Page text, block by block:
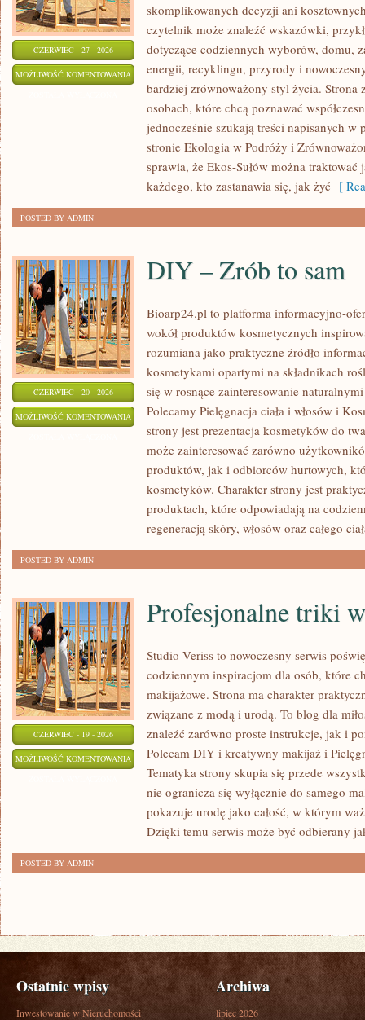
CZERWIEC - 27 - 2026
MOŻLIWOŚĆ KOMENTOWANIA
DOMU
skomplikowanych decyzji ani
czytelnik może znaleźć wskazówki,
dotyczące codziennych wyborów, domu,
energii, recyklingu, przyrody i
bardziej zrównoważony styl życia. Strona
osobach, które chcą poznawać
jednocześnie szukają treści napisanych w
stronie Ekologia w Podróży i
sprawia, że Ekos-Sułów można
każdego, kto zastanawia się, jak żyć [
POSTED BY ADMIN
CZERWIEC - 20 - 2026
MOŻLIWOŚĆ KOMENTOWANIA
ZRÓB
SAM
DIY – Zrób to sam
Bioarp24.pl to platforma informacyjno-
wokół produktów kosmetycznych
rozumiana jako praktyczne źródło
kosmetykami opartymi na składnikach
się w rosnące zainteresowanie
Polecamy Pielęgnacja ciała i włosów i
strony jest prezentacja kosmetyków do
może zainteresować zarówno
produktów, jak i odbiorców hurtowych,
kosmetyków. Charakter strony jest
produktach, które odpowiadają na
regeneracją skóry, włosów oraz całego
POSTED BY ADMIN
CZERWIEC - 19 - 2026
MOŻLIWOŚĆ KOMENTOWANIA PROFESJONALNE
TRIKI
WIZAŻYSTÓW
Profesjonalne triki
Studio Veriss to nowoczesny serwis
codziennym inspiracjom dla osób, które
makijażowe. Strona ma charakter
związane z modą i urodą. To blog dla
znaleźć zarówno proste instrukcje, jak i
Polecam DIY i kreatywny makijaż i
Tematyka strony skupia się przede
nie ogranicza się wyłącznie do samego
pokazuje urodę jako całość, w którym
Dzięki temu serwis może być odbierany
POSTED BY ADMIN
Ostatnie wpisy
Inwestowanie w Nieruchomości
Archiwa
lipiec 2026